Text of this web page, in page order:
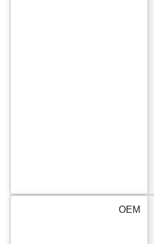
OEM